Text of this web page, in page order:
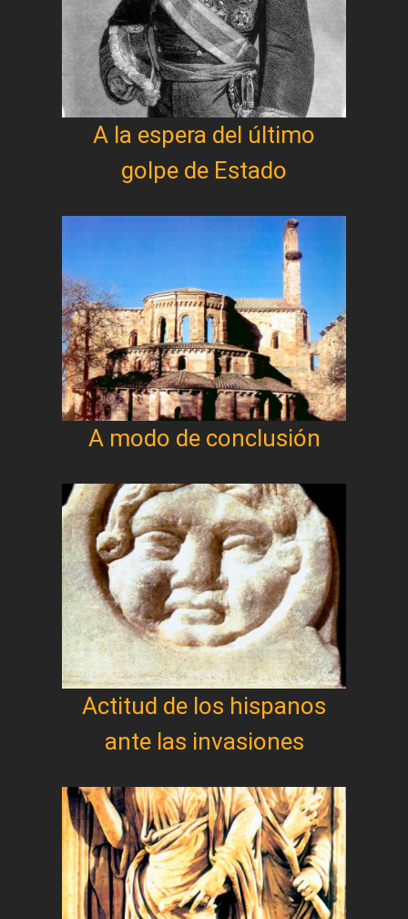
A la espera del último
golpe de Estado
A modo de conclusión
Actitud de los hispanos
ante las invasiones